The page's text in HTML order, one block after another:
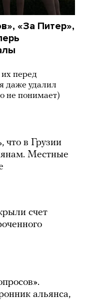
«За Питер»,
перед
даже удалил
не понимает)
что в Грузии
Местные
счет
альянса,